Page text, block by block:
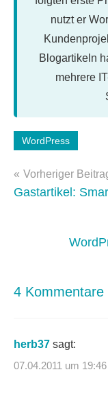
nutzt er
Blogartikeln
mehrere
Schlagwörter:
faq,
WordPress-
WordPress
Vorheriger
Gastartikel:
4 Kommentare
herb37 sagt:
07.04.2011 um